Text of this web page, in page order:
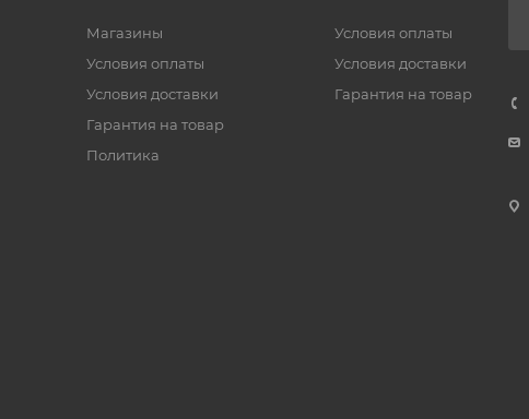
Магазины
Условия оплаты
Условия доставки
Гарантия на товар
Политика
Условия оплаты
Условия доставки
Гарантия на товар